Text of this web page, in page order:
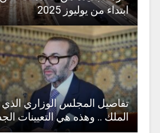
ابتداء من يوليوز 2025
تفاصيل المجلس الوزاري الذي
الملك .. وهذه هي التعيينات